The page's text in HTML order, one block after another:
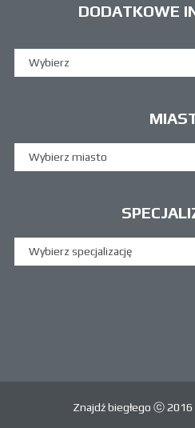
DODATKOWE
Wybierz
Wybierz miasto
Wybierz specjalizację
Znajdź biegłego ⓒ